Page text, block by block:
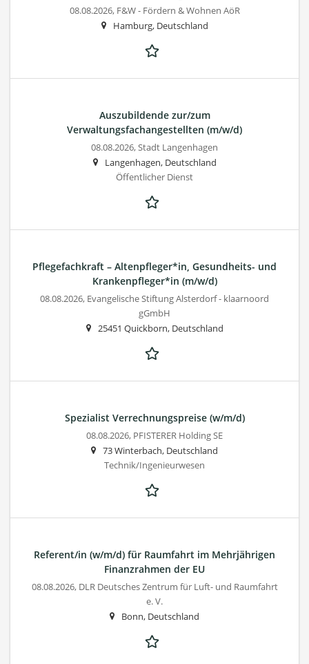
08.08.2026, F&W - Fördern & Wohnen AöR
Hamburg, Deutschland
Auszubildende zur/zum
Verwaltungsfachangestellten (m/w/d)
08.08.2026,Stadt Langenhagen
Langenhagen, Deutschland
Öffentlicher Dienst
Pflegefachkraft – Altenpfleger*in, Gesundheits- und
Krankenpfleger*in (m/w/d)
08.08.2026, Evangelische Stiftung Alsterdorf - klaarnoord
gGmbH
25451 Quickborn, Deutschland
Spezialist Verrechnungspreise (w/m/d)
08.08.2026, PFISTERER Holding SE
73 Winterbach, Deutschland
Technik/Ingenieurwesen
Referent/in (w/m/d) für Raumfahrt im Mehrjährigen
Finanzrahmen der EU
08.08.2026, DLR Deutsches Zentrum für Luft- und Raumfahrt
e. V.
Bonn, Deutschland